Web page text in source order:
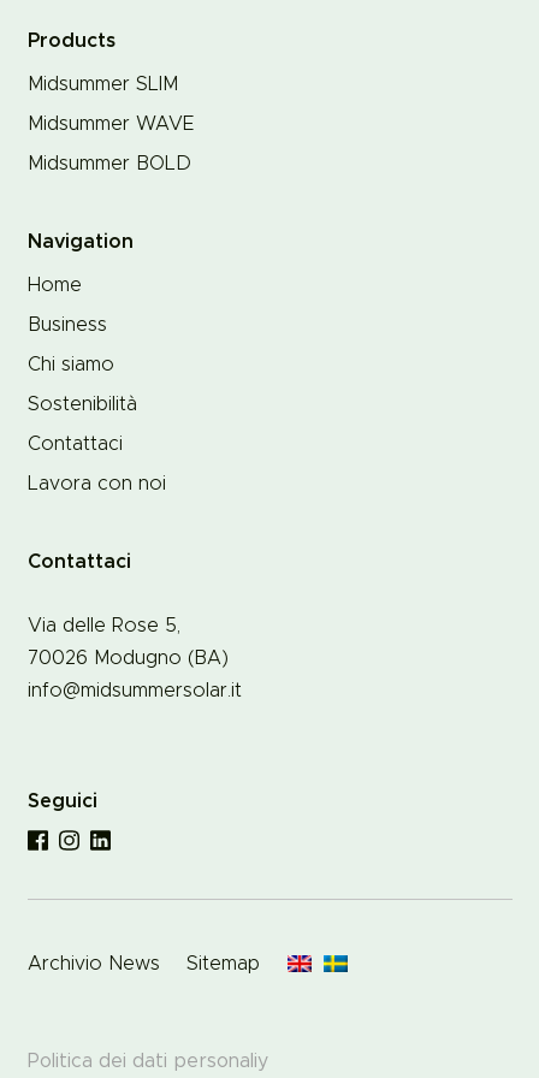
Products
Midsummer SLIM
Midsummer WAVE
Midsummer BOLD
Navigation
Home
Business
Chi siamo
Sostenibilità
Contattaci
Lavora con noi
Contattaci
Via delle Rose 5,
70026 Modugno (BA)
info@midsummersolar.it
Seguici
Archivio News Sitemap
Politica dei dati personaliy